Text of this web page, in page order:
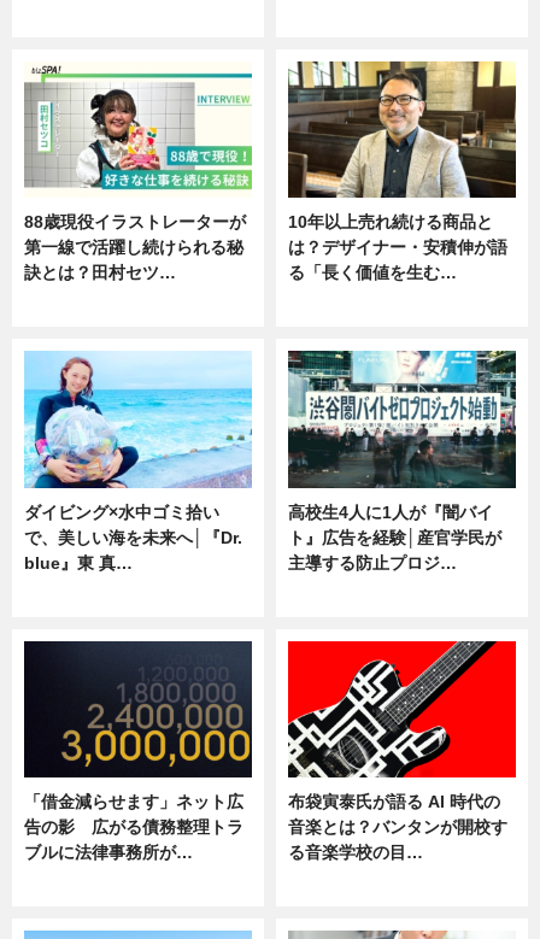
88歳現役イラストレーターが
第一線で活躍し続けられる秘
訣とは？田村セツ…
10年以上売れ続ける商品と
は？デザイナー・安積伸が語
る「長く価値を生む…
ダイビング×水中ゴミ拾い
で、美しい海を未来へ│『Dr.
blue』東 真…
高校生4人に1人が『闇バイ
ト』広告を経験│産官学民が
主導する防止プロジ…
「借金減らせます」ネット広
告の影 広がる債務整理トラ
ブルに法律事務所が…
布袋寅泰氏が語る AI 時代の
音楽とは？バンタンが開校す
る音楽学校の目…